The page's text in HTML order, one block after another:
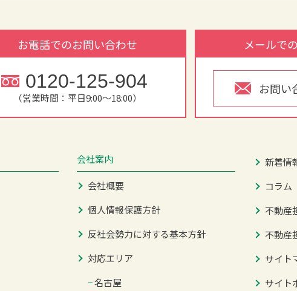
お電話でのお問い合わせ
0120-125-904
（営業時間：平日9:00～18:00）
メールで
お問い
会社案内
会社概要
個人情報保護方針
反社会勢力に対する基本方針
対応エリア
−名古屋
新着情
コラム
不動産
不動産
サイト
サイト